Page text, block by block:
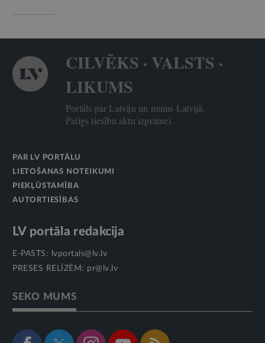
CILVĒKS · VALSTS ·
LIKUMS
Portāls par Latviju un mums Latvijā.
Palīgs tiesību aktu izpratnei.
PAR LV PORTĀLU
LIETOŠANAS NOTEIKUMI
PIEKĻŪSTAMĪBA
AUTORTIESĪBAS
LV portāla redakcija
E-PASTS:
lvportals@lv.lv
PRESES RELĪZĒM: pr@lv.lv
SEKO MUMS